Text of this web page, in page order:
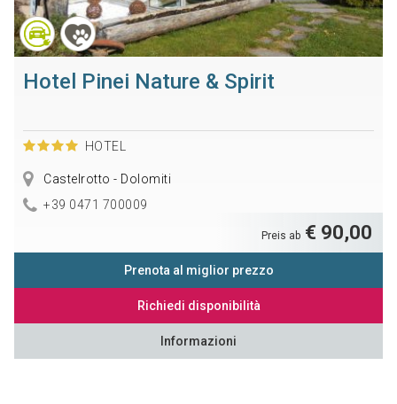
Hotel Pinei Nature & Spirit
HOTEL
Castelrotto - Dolomiti
+39 0471 700009
Preis ab € 90,00
Prenota al miglior prezzo
Richiedi disponibilità
Informazioni